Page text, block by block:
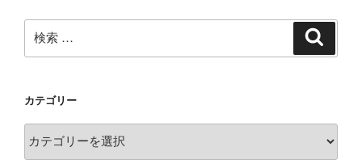
索:
カテゴリー
テ